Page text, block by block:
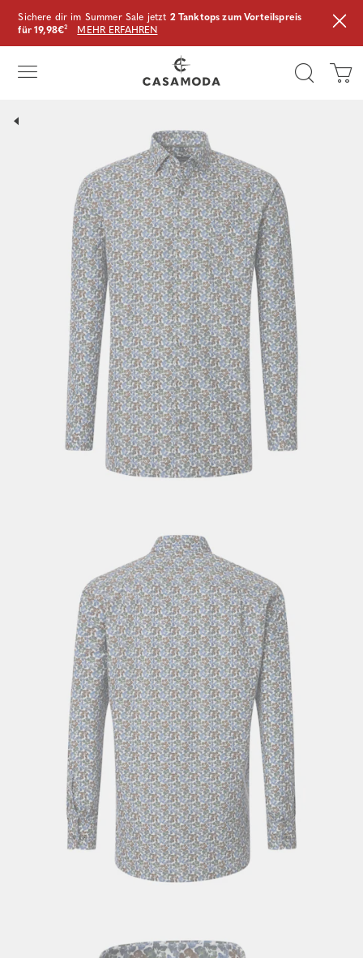
Sichere dir im Summer Sale jetzt 2 Tanktops zum Vorteilspreis
für 19,98€² MEHR ERFAHREN